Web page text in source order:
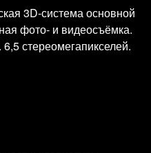
3D-система основной
фото- и видеосъёмка.
стереомегапикселей.